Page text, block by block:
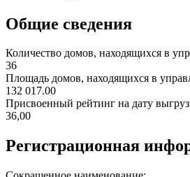
Общие сведения
Количество домов, находящихся в
36
Площадь домов, находящихся в
132 017.00
Присвоенный рейтинг на дату
36,00
Регистрационная